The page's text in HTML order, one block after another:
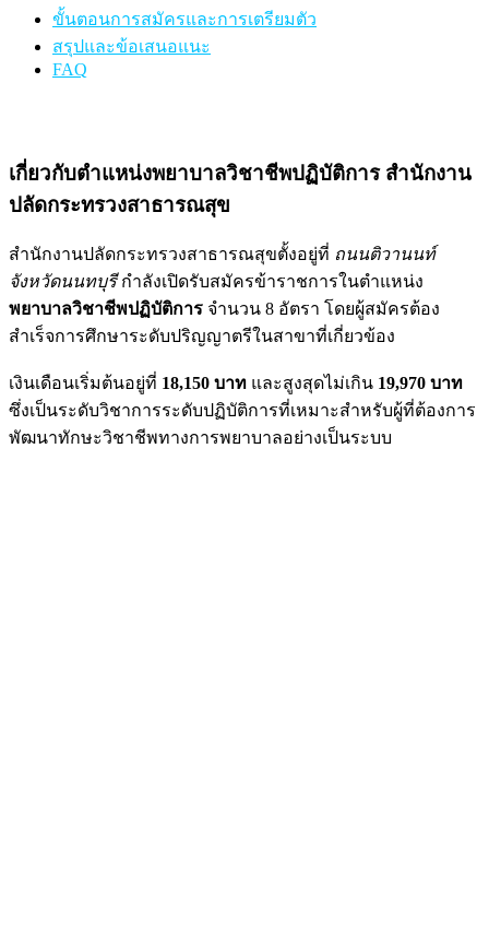
ขั้นตอนการสมัครและการเตรียมตัว
สรุปและข้อเสนอแนะ
FAQ
เกี่ยวกับตำแหน่งพยาบาลวิชาชีพปฏิบัติการ สำนักงาน
ปลัดกระทรวงสาธารณสุข
สำนักงานปลัดกระทรวงสาธารณสุขตั้งอยู่ที่ ถนนติวานนท์
จังหวัดนนทบุรีกำลังเปิดรับสมัครข้าราชการในตำแหน่ง
พยาบาลวิชาชีพปฏิบัติการ จำนวน 8 อัตรา โดยผู้สมัครต้อง
สำเร็จการศึกษาระดับปริญญาตรีในสาขาที่เกี่ยวข้อง
เงินเดือนเริ่มต้นอยู่ที่ 18,150 บาท และสูงสุดไม่เกิน 19,970 บาท
ซึ่งเป็นระดับวิชาการระดับปฏิบัติการที่เหมาะสำหรับผู้ที่ต้องการ
พัฒนาทักษะวิชาชีพทางการพยาบาลอย่างเป็นระบบ